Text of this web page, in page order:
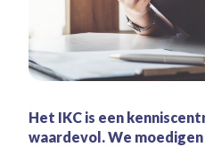
Het IKC is een
waardevol. We